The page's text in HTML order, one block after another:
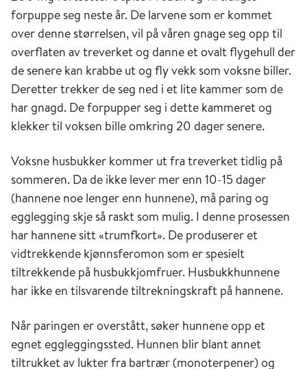
forpuppe seg neste år. De larvene som er kommet
over denne størrelsen, vil på våren gnage seg opp til
overflaten av treverket og danne et ovalt flygehull der
de senere kan krabbe ut og fly vekk som voksne biller.
Deretter trekker de seg ned i et lite kammer som de
har gnagd. De forpupper seg i dette kammeret og
klekker til voksen bille omkring 20 dager senere.
Voksne husbukker kommer ut fra treverket tidlig på
sommeren. Da de ikke lever mer enn 10-15 dager
(hannene noe lenger enn hunnene), må paring og
egglegging skje så raskt som mulig. I denne prosessen
har hannene sitt «trumfkort». De produserer et
vidtrekkende kjønnsferomon som er spesielt
tiltrekkende på husbukkjomfruer. Husbukkhunnene
har ikke en tilsvarende tiltrekningskraft på hannene.
Når paringen er overstått, søker hunnene opp et
egnet eggleggingssted. Hunnen blir blant annet
tiltrukket av lukter fra bartrær (monoterpener) og